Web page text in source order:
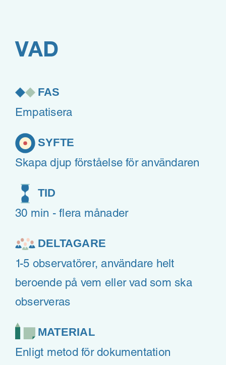
VAD
FAS
Empatisera
SYFTE
Skapa djup förståelse för användaren
TID
30 min - flera månader
DELTAGARE
1-5 observatörer, användare helt
beroende på vem eller vad som ska
observeras
MATERIAL
Enligt metod för dokumentation